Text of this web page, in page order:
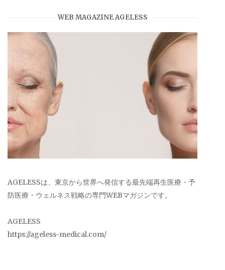
WEB MAGAZINE AGELESS
AGELESSは、東京から世界へ発信する最先端再生医療・予
防医療・ウェルネス戦略の専門WEBマガジンです。
AGELESS
https://ageless-medical.com/